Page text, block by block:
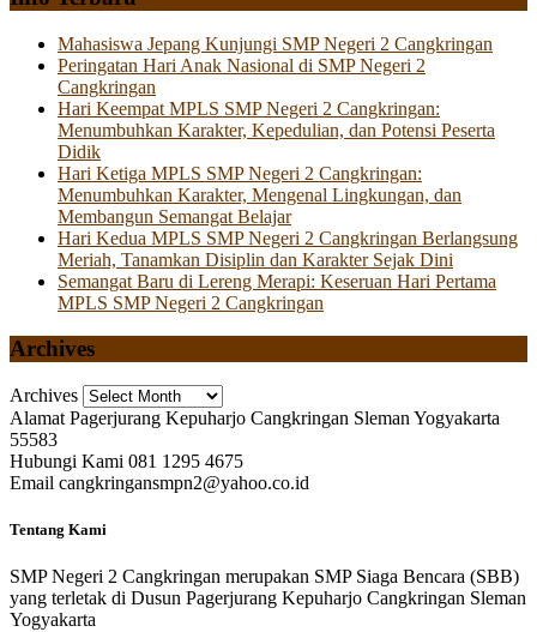
Mahasiswa Jepang Kunjungi SMP Negeri 2 Cangkringan
Peringatan Hari Anak Nasional di SMP Negeri 2
Cangkringan
Hari Keempat MPLS SMP Negeri 2 Cangkringan:
Menumbuhkan Karakter, Kepedulian, dan Potensi Peserta
Didik
Hari Ketiga MPLS SMP Negeri 2 Cangkringan:
Menumbuhkan Karakter, Mengenal Lingkungan, dan
Membangun Semangat Belajar
Hari Kedua MPLS SMP Negeri 2 Cangkringan Berlangsung
Meriah, Tanamkan Disiplin dan Karakter Sejak Dini
Semangat Baru di Lereng Merapi: Keseruan Hari Pertama
MPLS SMP Negeri 2 Cangkringan
Archives
Archives
Alamat Pagerjurang Kepuharjo Cangkringan Sleman Yogyakarta
55583
Hubungi Kami 081 1295 4675
Email cangkringansmpn2@yahoo.co.id
Tentang Kami
SMP Negeri 2 Cangkringan merupakan SMP Siaga Bencara (SBB)
yang terletak di Dusun Pagerjurang Kepuharjo Cangkringan Sleman
Yogyakarta